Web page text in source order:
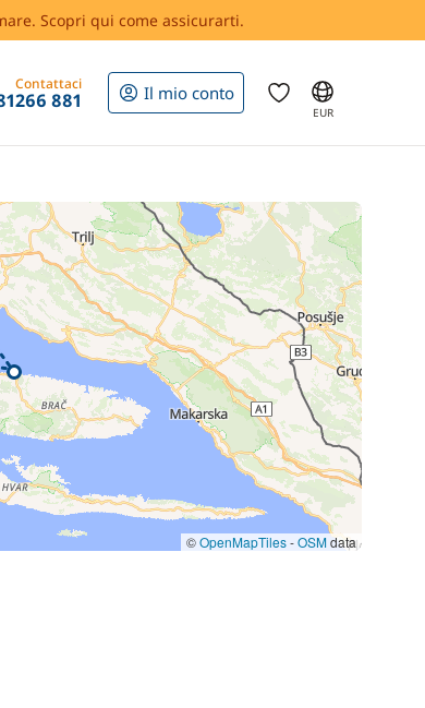
Scopri qui come assicurarti.
Contattaci
881 Il mio conto
EUR
©OpenMapTiles-OSMdata